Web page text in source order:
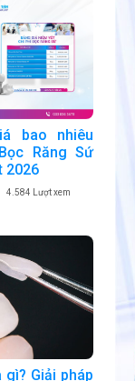
bao nhiêu
Răng Sứ
2026
4.584 Lượt xem
gì? Giải pháp